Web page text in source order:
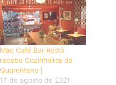
Mãe Café Bar Restô
recebe Cozinheiros da
Quarentena |
17 de agosto de 2021